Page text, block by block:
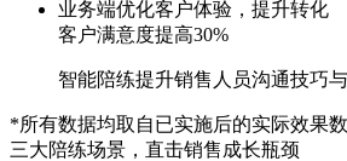
业务端优化客户体验，提升转化
客户满意度提高30%
智能陪练提升销售人员沟通技巧与
*所有数据均取自已实施后的实际效果
三大陪练场景，直击销售成长瓶颈